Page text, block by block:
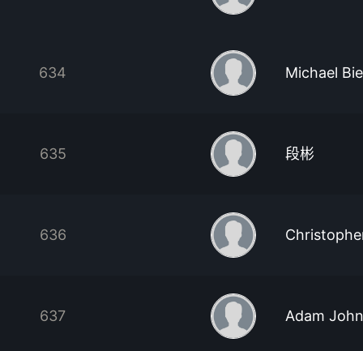
634 Michael
635 段彬
636
637 Adam